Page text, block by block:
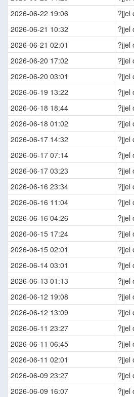
2026-06-22 19:06
?jjel
2026-06-21 10:32
?jjel
2026-06-21 02:01
?jjel
2026-06-20 17:02
?jjel
2026-06-20 03:01
?jjel
2026-06-19 13:22
?jjel
2026-06-18 18:44
?jjel
2026-06-18 01:02
?jjel
2026-06-17 14:32
?jjel
2026-06-17 07:14
?jjel
2026-06-17 03:23
?jjel
2026-06-16 23:34
?jjel
2026-06-16 11:04
?jjel
2026-06-16 04:26
?jjel
2026-06-15 17:24
?jjel
2026-06-15 02:01
?jjel
2026-06-14 03:01
?jjel
2026-06-13 01:13
?jjel
2026-06-12 19:08
?jjel
2026-06-12 13:09
?jjel
2026-06-11 23:27
?jjel
2026-06-11 06:45
?jjel
2026-06-11 02:01
?jjel
2026-06-09 23:27
?jjel
2026-06-09 16:07
?jjel